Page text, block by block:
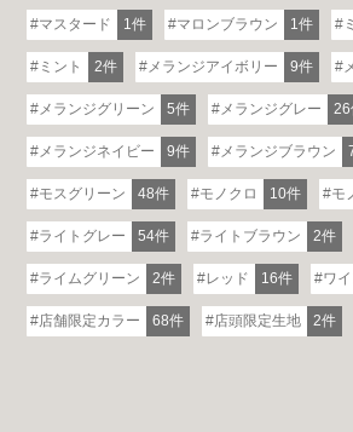
マスタード 1件 マロンブラウン 1件
ミント 2件 メランジアイボリー 9件
メランジグリーン 5件 メランジグレー 26
メランジネイビー 9件 メランジブラウン
モスグリーン 48件 モノクロ 10件 モ
ライトグレー 54件 ライトブラウン 2件
ライムグリーン 2件 レッド 16件 ワ
店舗限定カラー 68件 店頭限定生地 2件